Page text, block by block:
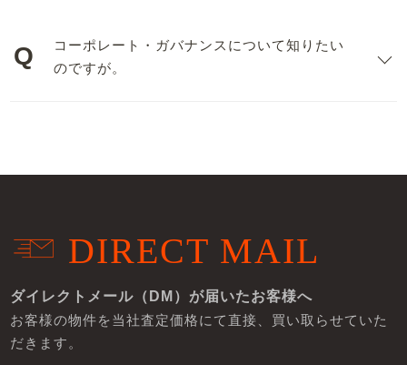
コーポレート・ガバナンスについて知りたい
のですが。
DIRECT MAIL
ダイレクトメール（DM）が届いたお客様へ
お客様の物件を当社査定価格にて直接、買い取らせていた
だきます。